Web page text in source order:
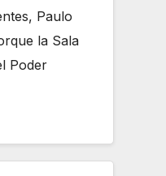
Paulo
la Sala
Poder